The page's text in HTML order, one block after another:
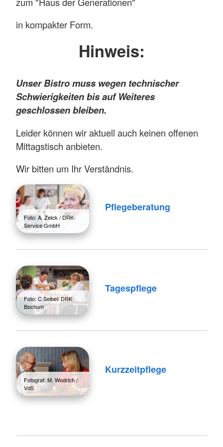
in kompakter Form.
Hinweis:
Unser Bistro muss wegen technischer
Schwierigkeiten bis auf Weiteres
geschlossen bleiben.
Leider können wir aktuell auch keinen offenen
Mittagstisch anbieten.
Wir bitten um Ihr Verständnis.
Foto: A. Zelck / DRK-
Service GmbH
Pflegeberatung
Foto: C.Seibel/ DRK
Bochum
Tagespflege
Fotograf: M. Wodrich /
VdS
Kurzzeitpflege